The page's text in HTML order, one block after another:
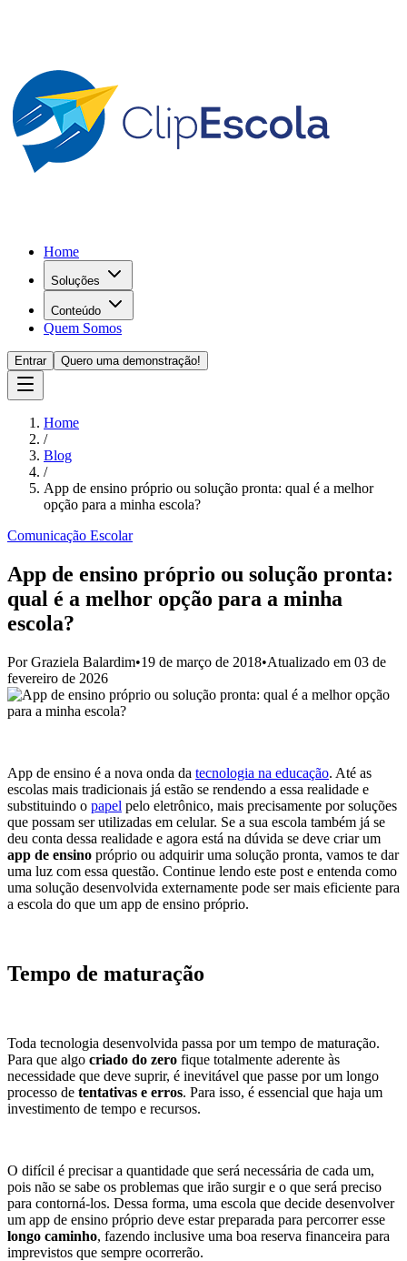
Home
Soluções
Conteúdo
Quem Somos
Entrar Quero uma demonstração!
Home
/
Blog
/
App de ensino próprio ou solução pronta: qual é a melhor
opção para a minha escola?
Comunicação Escolar
App de ensino próprio ou solução pronta:
qual é a melhor opção para a minha
escola?
PorGraziela Balardim•19 de março de 2018•Atualizado em 03 de
fevereiro de 2026
App de ensino é a nova onda da tecnologia na educação. Até as
escolas mais tradicionais já estão se rendendo a essa realidade e
substituindo o papel pelo eletrônico, mais precisamente por soluções
que possam ser utilizadas em celular. Se a sua escola também já se
deu conta dessa realidade e agora está na dúvida se deve criar um
app de ensino próprio ou adquirir uma solução pronta, vamos te dar
uma luz com essa questão. Continue lendo este post e entenda como
uma solução desenvolvida externamente pode ser mais eficiente para
a escola do que um app de ensino próprio.
Tempo de maturação
Toda tecnologia desenvolvida passa por um tempo de maturação.
Para que algo criado do zero fique totalmente aderente às
necessidade que deve suprir, é inevitável que passe por um longo
processo de tentativas e erros. Para isso, é essencial que haja um
investimento de tempo e recursos.
O difícil é precisar a quantidade que será necessária de cada um,
pois não se sabe os problemas que irão surgir e o que será preciso
para contorná-los. Dessa forma, uma escola que decide desenvolver
um app de ensino próprio deve estar preparada para percorrer esse
longo caminho, fazendo inclusive uma boa reserva financeira para
imprevistos que sempre ocorrerão.